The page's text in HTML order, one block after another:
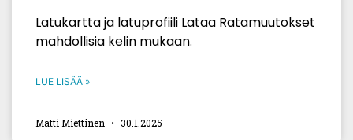
Latukartta ja latuprofiili Lataa Ratamuutokset
mahdollisia kelin mukaan.
LUE LISÄÄ »
Matti Miettinen 30.1.2025